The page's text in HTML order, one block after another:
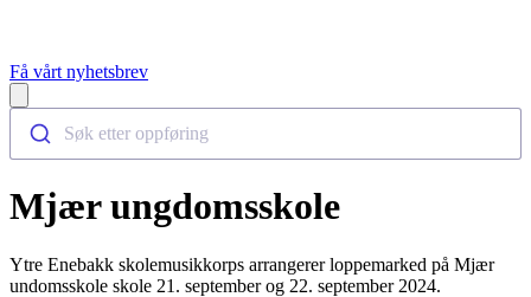
Få vårt nyhetsbrev
Søk etter oppføring
Mjær ungdomsskole
Ytre Enebakk skolemusikkorps arrangerer loppemarked på Mjær
undomsskole skole 21. september og 22. september 2024.